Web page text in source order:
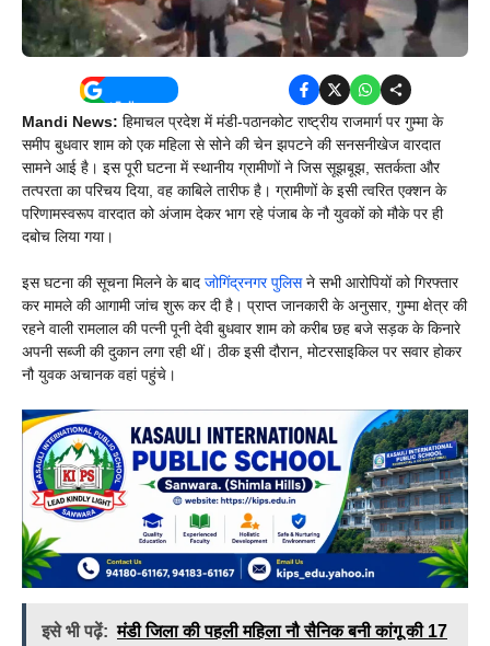
Mandi News: हिमाचल प्रदेश में मंडी-पठानकोट राष्ट्रीय राजमार्ग पर गुम्मा के
समीप बुधवार शाम को एक महिला से सोने की चेन झपटने की सनसनीखेज वारदात
सामने आई है। इस पूरी घटना में स्थानीय ग्रामीणों ने जिस सूझबूझ, सतर्कता और
तत्परता का परिचय दिया, वह काबिले तारीफ है। ग्रामीणों के इसी त्वरित एक्शन के
परिणामस्वरूप वारदात को अंजाम देकर भाग रहे पंजाब के नौ युवकों को मौके पर ही
दबोच लिया गया।
इस घटना की सूचना मिलने के बाद जोगिंद्रनगर पुलिसने सभी आरोपियों को गिरफ्तार
कर मामले की आगामी जांच शुरू कर दी है। प्राप्त जानकारी के अनुसार, गुम्मा क्षेत्र की
रहने वाली रामलाल की पत्नी पूनी देवी बुधवार शाम को करीब छह बजे सड़क के किनारे
अपनी सब्जी की दुकान लगा रही थीं। ठीक इसी दौरान, मोटरसाइकिल पर सवार होकर
नौ युवक अचानक वहां पहुंचे।
इसे भी पढ़ें: मंडी जिला की पहली महिला नौ सैनिक बनी कांगू की 17